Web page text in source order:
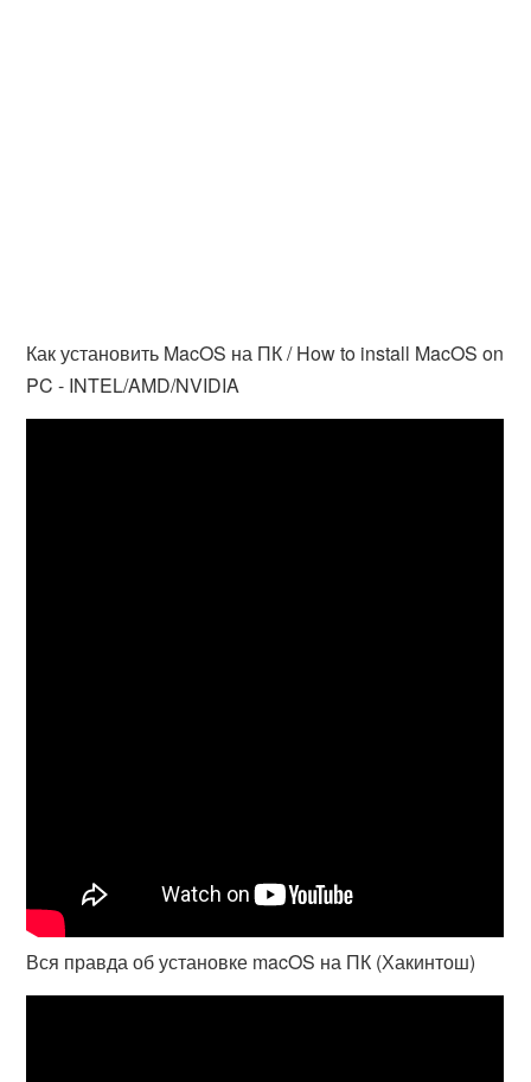
Как установить MacOS на ПК / How to install MacOS on
PC - INTEL/AMD/NVIDIA
Вся правда об установке macOS на ПК (Хакинтош)